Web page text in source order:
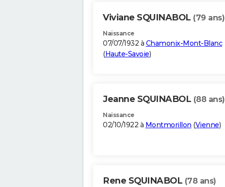
Viviane SQUINABOL (79 ans)
Naissance
07/07/1932 à Chamonix-Mont-Blanc
(Haute-Savoie)
Jeanne SQUINABOL (88 ans)
Naissance
02/10/1922 à Montmorillon (Vienne)
Rene SQUINABOL (78 ans)